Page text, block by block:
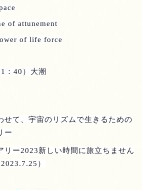
of attunement
of life force
：40 ）大潮
せて、宇宙のリズムで生きるための
ー
リー2023新しい時間に旅立ちません
2023.7.25 ）